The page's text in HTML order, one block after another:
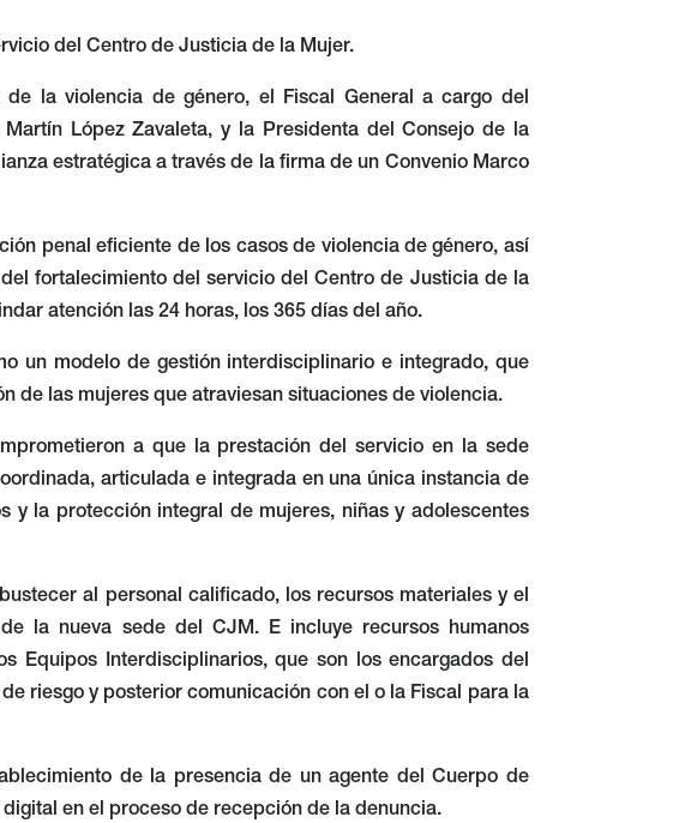
del Centro de Justicia de la Mujer.
la violencia de género, el Fiscal General a cargo del
López Zavaleta, y la Presidenta del Consejo de la
estratégica a través de la firma de un Convenio Marco
penal eficiente de los casos de violencia de género, así
fortalecimiento del servicio del Centro de Justicia de la
atención las 24 horas, los 365 días del año.
un modelo de gestión interdisciplinario e integrado, que
de las mujeres que atraviesan situaciones de violencia.
a que la prestación del servicio en la sede
articulada e integrada en una única instancia de
y la protección integral de mujeres, niñas y adolescentes
al personal calificado, los recursos materiales y el
la nueva sede del CJM. E incluye recursos humanos
Equipos Interdisciplinarios, que son los encargados del
riesgo y posterior comunicación con el o la Fiscal para la
de la presencia de un agente del Cuerpo de
en el proceso de recepción de la denuncia.